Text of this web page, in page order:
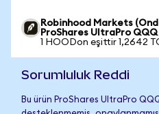
Robinhood Markets
ProShares UltraPro
1 HOODon eşittir 1,2642
Sorumluluk Reddi
Bu ürün ProShares UltraPro